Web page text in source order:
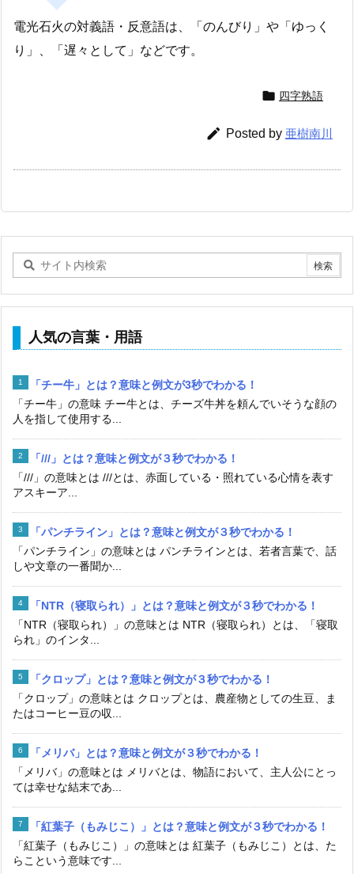
電光石火の対義語・反意語は、「のんびり」や「ゆっく
り」、「遅々として」などです。
 四字熟語
 Posted by 亜樹南川
人気の言葉・用語
「チー牛」とは？意味と例文が3秒でわかる！
「チー牛」の意味 チー牛とは、チーズ牛丼を頼んでいそうな顔の
人を指して使用する...
「///」とは？意味と例文が３秒でわかる！
「///」の意味とは ///とは、赤面している・照れている心情を表す
アスキーア...
「パンチライン」とは？意味と例文が３秒でわかる！
「パンチライン」の意味とは パンチラインとは、若者言葉で、話
しや文章の一番聞か...
「NTR（寝取られ）」とは？意味と例文が３秒でわかる！
「NTR（寝取られ）」の意味とは NTR（寝取られ）とは、「寝取
られ」のインタ...
「クロップ」とは？意味と例文が３秒でわかる！
「クロップ」の意味とは クロップとは、農産物としての生豆、ま
たはコーヒー豆の収...
「メリバ」とは？意味と例文が３秒でわかる！
「メリバ」の意味とは メリバとは、物語において、主人公にとっ
ては幸せな結末であ...
「紅葉子（もみじこ）」とは？意味と例文が３秒でわかる！
「紅葉子（もみじこ）」の意味とは 紅葉子（もみじこ）とは、た
らこという意味です...